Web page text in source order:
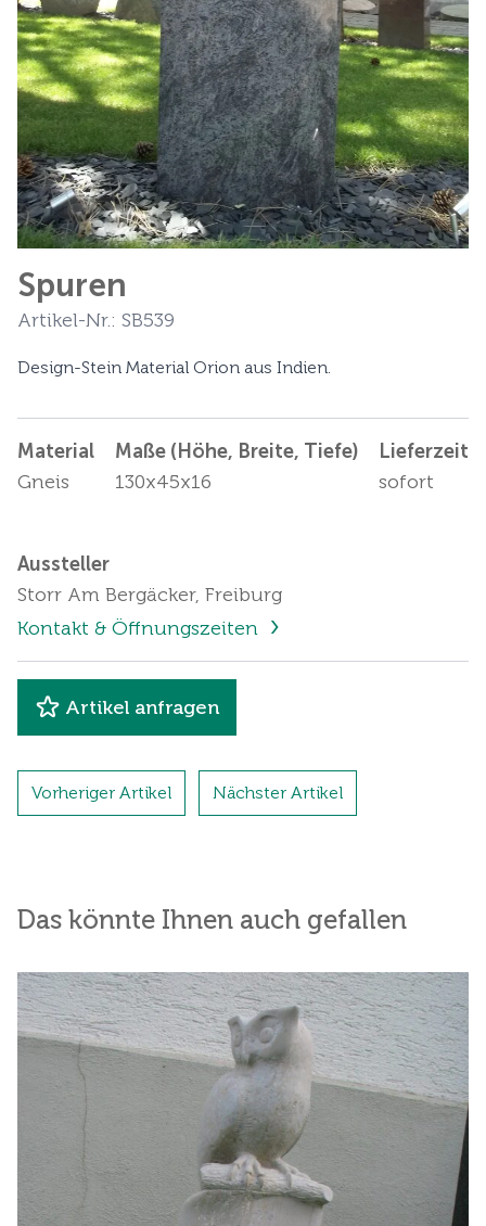
Spuren
Artikel-Nr.: SB539
Design-Stein Material Orion aus Indien.
Material
Gneis
Maße (Höhe, Breite, Tiefe)
130x45x16
Lieferzeit
sofort
Aussteller
Storr Am Bergäcker, Freiburg
Kontakt & Öffnungszeiten
Artikel anfragen
Vorheriger Artikel Nächster Artikel
Das könnte Ihnen auch gefallen